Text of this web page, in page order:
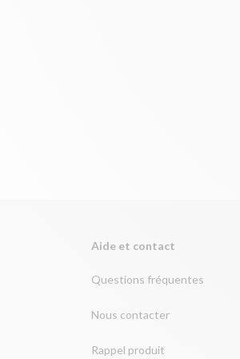
Aide et contact
Questions fréquentes
Nous contacter
Rappel produit